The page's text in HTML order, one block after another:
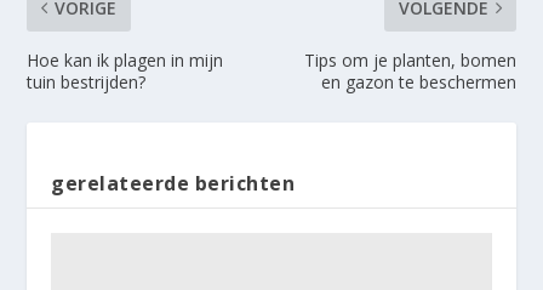
VORIGE
Hoe kan ik plagen in mijn
tuin bestrijden?
VOLGENDE
Tips om je planten, bomen
en gazon te beschermen
gerelateerde berichten